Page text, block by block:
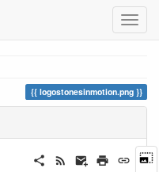
logostonesinmotion.png